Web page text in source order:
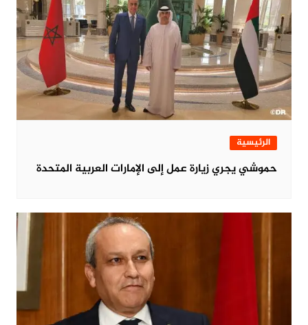
الرئيسية
حموشي يجري زيارة عمل إلى الإمارات العربية المتحدة